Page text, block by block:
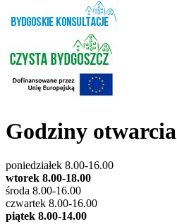
Godziny otwarcia
poniedziałek 8.00-16.00
wtorek 8.00-18.00
środa 8.00-16.00
czwartek 8.00-16.00
piątek 8.00-14.00